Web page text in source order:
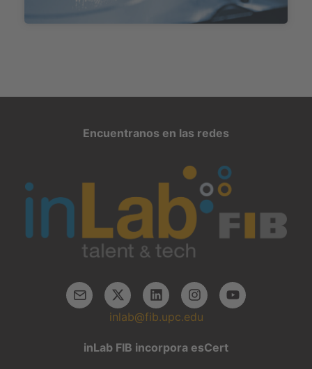
Encuentranos en las redes
inlab@fib.upc.edu
inLab FIB incorpora esCert